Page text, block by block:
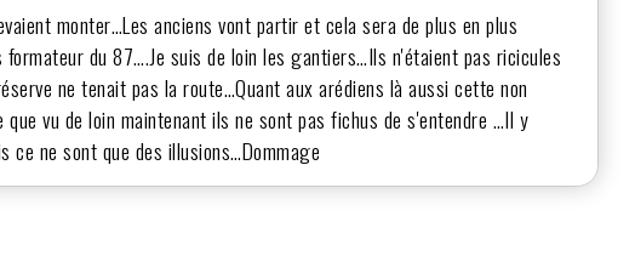
monter…Les anciens vont partir et cela sera de plus en plus
formateur du 87….Je suis de loin les gantiers…Ils n'étaient pas ricicules
ne tenait pas la route…Quant aux arédiens là aussi cette non
que vu de loin maintenant ils ne sont pas fichus de s'entendre …Il y
ce ne sont que des illusions…Dommage